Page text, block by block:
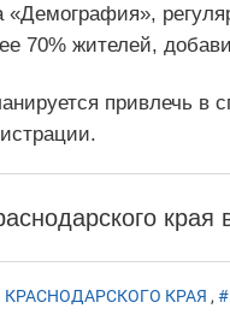
«Демография»,
70% жителей,
привлечь в
края
КРАЯ ,